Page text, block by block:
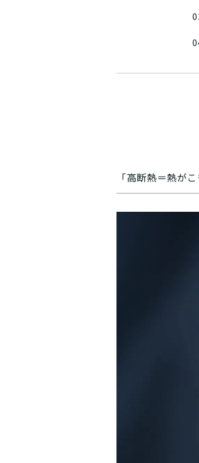
「高断熱＝熱が